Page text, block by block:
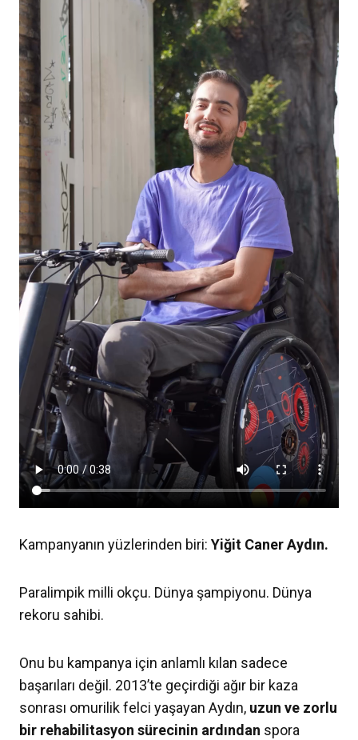
Kampanyanın yüzlerinden biri: Yiğit Caner Aydın.
Paralimpik milli okçu. Dünya şampiyonu. Dünya
rekoru sahibi.
Onu bu kampanya için anlamlı kılan sadece
başarıları değil. 2013’te geçirdiği ağır bir kaza
sonrası omurilik felci yaşayan Aydın, uzun ve zorlu
bir rehabilitasyon sürecinin ardından spora